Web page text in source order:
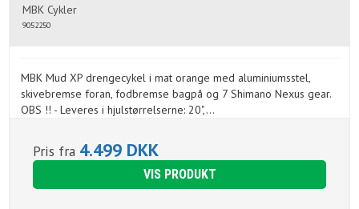
MBK Cykler
9052250
MBK Mud XP drengecykel i mat orange med aluminiumsstel,
skivebremse foran, fodbremse bagpå og 7 Shimano Nexus gear.
OBS !! - Leveres i hjulstørrelserne: 20",...
Pris fra 4.499 DKK
VIS PRODUKT